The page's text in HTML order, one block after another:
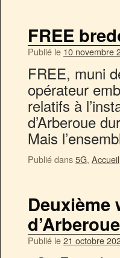
FREE
Publié le 10 novembre
FREE, muni
opérateur
relatifs à
d’Arberoue
Mais
Publié dans5G, Accueil
Deuxième
d’Arberoue
Publié le21 octobre